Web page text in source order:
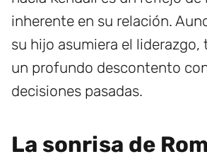
inherente en su relación.
su hijo asumiera el liderazgo,
un profundo descontento
decisiones pasadas.
La sonrisa de